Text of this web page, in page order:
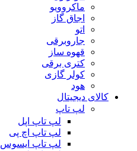
ماکروویو
اجاق گاز
اتو
جاروبرقی
قهوه ساز
کتری برقی
کولر گازی
هود
کالای دیجیتال
لپ تاپ
لپ تاپ اپل
لپ تاپ اچ پی
لپ تاپ ایسوس